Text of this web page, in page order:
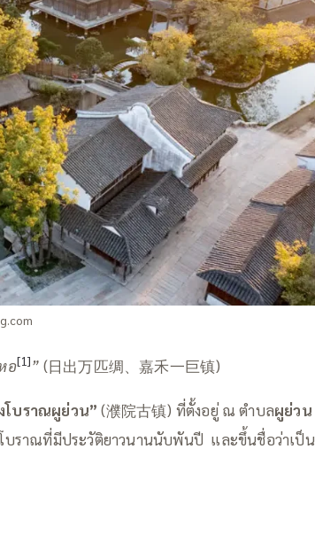
อ[1]” (日出万匹绸、嘉禾一巨镇)
โบราณผูย่วน”(濮院古镇) ที่ตั้งอยู่ ณ ตำบลผูย่วน
บราณที่มีประวัติยาวนานนับพันปี และขึ้นชื่อว่าเป็น